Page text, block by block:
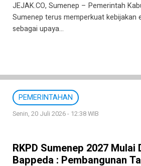
JEJAK.CO, Sumenep – Pemerintah
Sumenep terus memperkuat kebijakan
sebagai upaya…
PEMERINTAHAN
Senin, 20 Juli 2026 - 12:38 WIB
RKPD Sumenep 2027 Mulai
Bappeda : Pembangunan